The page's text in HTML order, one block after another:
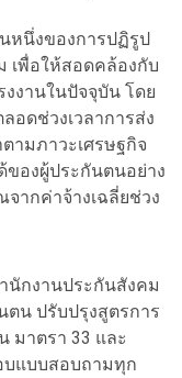
หนึ่งของการปฏิรูป
เพื่อให้สอดคล้องกับ
งานในปัจจุบัน โดย
อดช่วงเวลาการส่ง
ามภาวะเศรษฐกิจ
ของผู้ประกันตนอย่าง
ากค่าจ้างเฉลี่ยช่วง
นักงานประกันสังคม
ตน ปรับปรุงสูตรการ
าตรา 33 และ
บแบบสอบถามทุก